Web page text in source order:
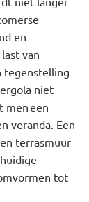
en
van
tegenstelling
niet
men een
veranda. Een
terrasmuur
tot